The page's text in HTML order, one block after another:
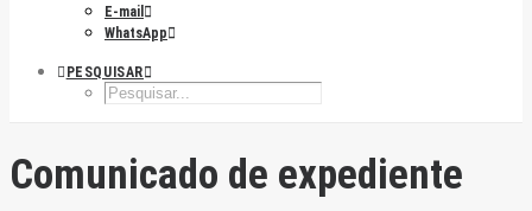
E-mail
WhatsApp
PESQUISAR
Comunicado de expediente